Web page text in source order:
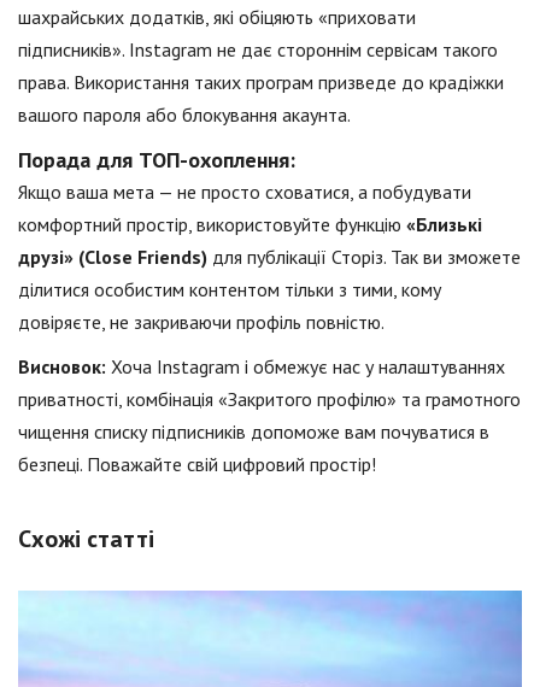
шахрайських додатків, які обіцяють «приховати
підписників». Instagram не дає стороннім сервісам такого
права. Використання таких програм призведе до крадіжки
вашого пароля або блокування акаунта.
Порада для ТОП-охоплення:
Якщо ваша мета — не просто сховатися, а побудувати
комфортний простір, використовуйте функцію «Близькі
друзі» (Close Friends) для публікації Сторіз. Так ви зможете
ділитися особистим контентом тільки з тими, кому
довіряєте, не закриваючи профіль повністю.
Висновок: Хоча Instagram і обмежує нас у налаштуваннях
приватності, комбінація «Закритого профілю» та грамотного
чищення списку підписників допоможе вам почуватися в
безпеці. Поважайте свій цифровий простір!
Схожі статті